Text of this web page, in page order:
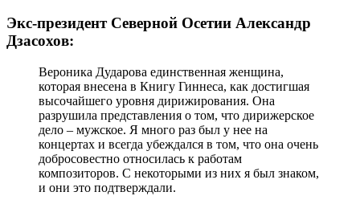
Экс-президент Северной Осетии Александр
Дзасохов:
Вероника Дударова единственная женщина,
которая внесена в Книгу Гиннеса, как достигшая
высочайшего уровня дирижирования. Она
разрушила представления о том, что дирижерское
дело – мужское. Я много раз был у нее на
концертах и всегда убеждался в том, что она очень
добросовестно относилась к работам
композиторов. С некоторыми из них я был знаком,
и они это подтверждали.